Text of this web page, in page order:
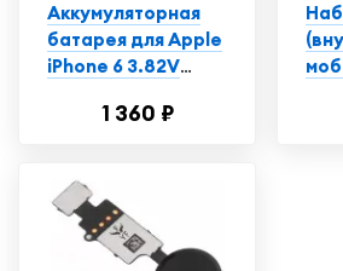
Аккумуляторная
батарея для Apple
iPhone 6 3.82V
1 360 ₽